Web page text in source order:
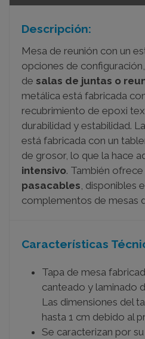
Descripción:
Mesa de reunión con un
opciones de
de salas de juntas o
metálica está fabricada
recubrimiento de epoxi
durabilidad y estabilidad.
está fabricada con un
de grosor, lo que la hace
intensivo. También
pasacables , disponibles
complementos de mesas
Características
Tapa de mesa
canteado y laminado
Las dimensiones del
hasta 1 cm debido al
Se caracterizan por